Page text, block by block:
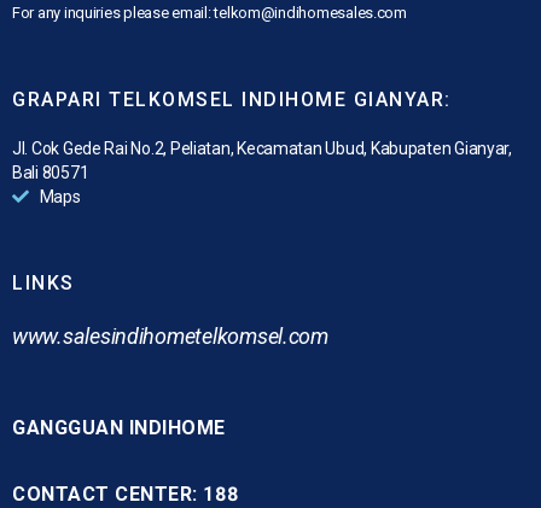
For any inquiries please email: telkom@indihomesales.com
GRAPARI TELKOMSEL INDIHOME GIANYAR:
Jl. Cok Gede Rai No.2, Peliatan, Kecamatan Ubud, Kabupaten Gianyar,
Bali 80571
Maps
LINKS
www.salesindihometelkomsel.com
GANGGUAN INDIHOME
CONTACT CENTER: 188